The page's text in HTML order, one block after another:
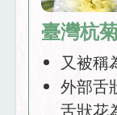
臺灣杭
又被稱
外部舌
舌狀花